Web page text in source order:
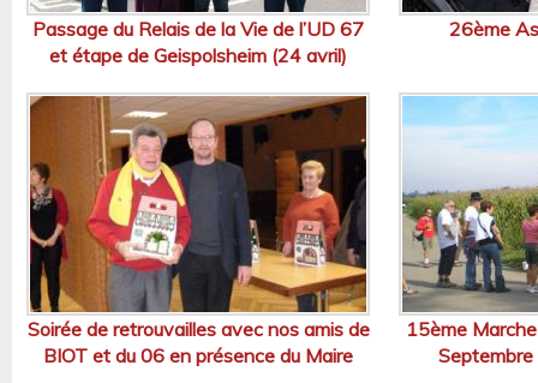
Passage du Relais de la Vie de l’UD 67
et étape de Geispolsheim (24 avril)
26ème
Soirée de retrouvailles avec nos amis de
BIOT et du 06 en présence du Maire
15ème